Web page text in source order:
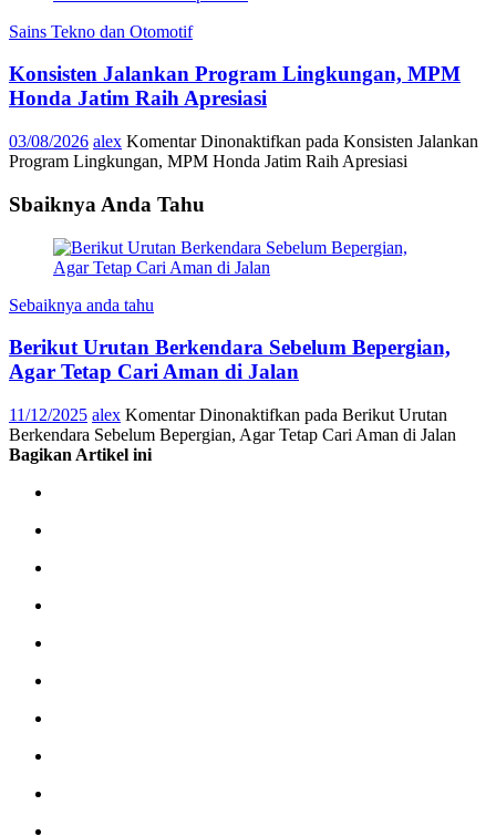
Sains Tekno dan Otomotif
Konsisten Jalankan Program Lingkungan, MPM
Honda Jatim Raih Apresiasi
03/08/2026 alex Komentar Dinonaktifkan pada Konsisten Jalankan
Program Lingkungan, MPM Honda Jatim Raih Apresiasi
Sbaiknya Anda Tahu
Sebaiknya anda tahu
Berikut Urutan Berkendara Sebelum Bepergian,
Agar Tetap Cari Aman di Jalan
11/12/2025 alex Komentar Dinonaktifkan pada Berikut Urutan
Berkendara Sebelum Bepergian, Agar Tetap Cari Aman di Jalan
Bagikan Artikel ini